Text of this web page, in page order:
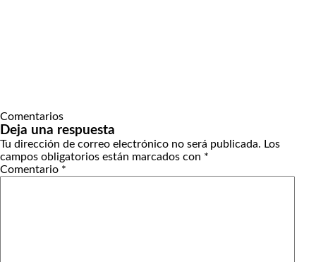
Comentarios
Deja una respuesta
Tu dirección de correo electrónico no será publicada. Los
campos obligatorios están marcados con *
Comentario *